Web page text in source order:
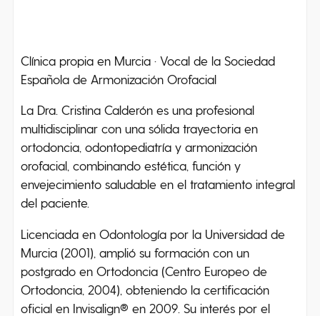
Clínica propia en Murcia · Vocal de la Sociedad
Española de Armonización Orofacial
La Dra. Cristina Calderón es una profesional
multidisciplinar con una sólida trayectoria en
ortodoncia, odontopediatría y armonización
orofacial, combinando estética, función y
envejecimiento saludable en el tratamiento integral
del paciente.
Licenciada en Odontología por la Universidad de
Murcia (2001), amplió su formación con un
postgrado en Ortodoncia (Centro Europeo de
Ortodoncia, 2004), obteniendo la certificación
oficial en Invisalign® en 2009. Su interés por el